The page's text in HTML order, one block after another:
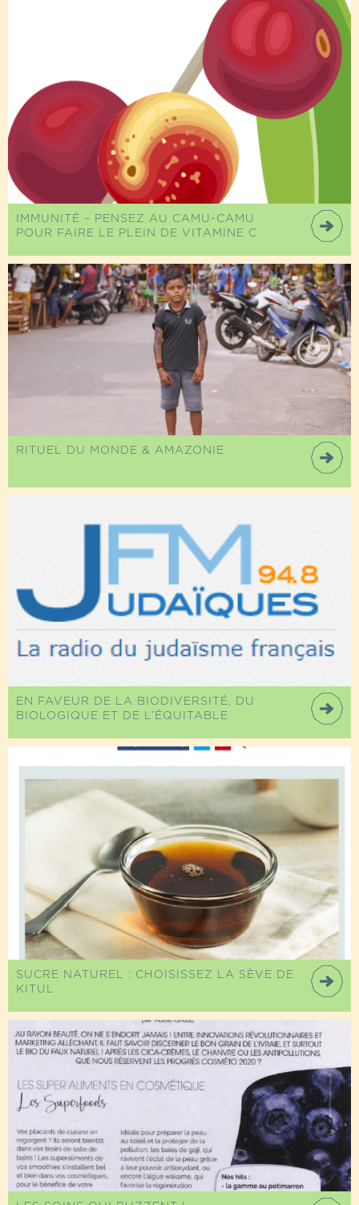
IMMUNITÉ – PENSEZ AU CAMU-CAMU
POUR FAIRE LE PLEIN DE VITAMINE C
RITUEL DU MONDE & AMAZONIE
EN FAVEUR DE LA BIODIVERSITÉ, DU
BIOLOGIQUE ET DE L’ÉQUITABLE
SUCRE NATUREL : CHOISISSEZ LA SÈVE DE
KITUL